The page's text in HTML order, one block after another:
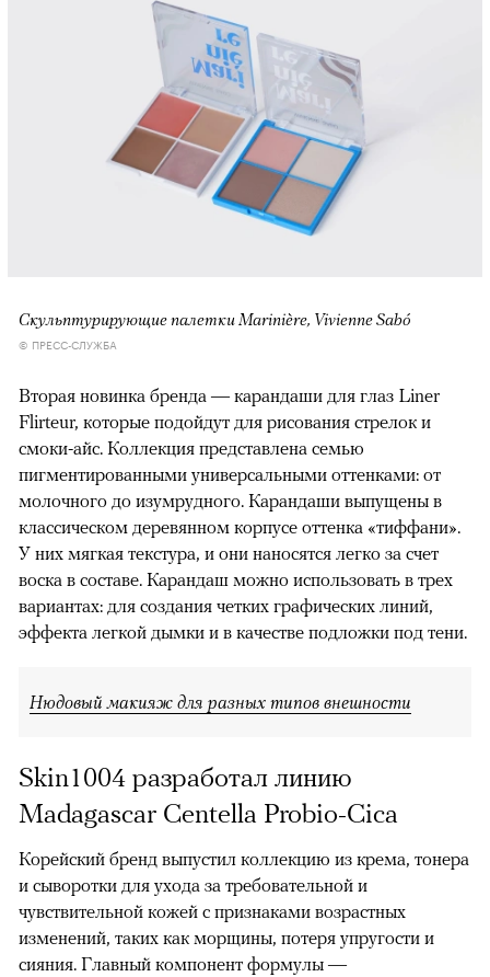
Скульптурирующие палетки Marinière, Vivienne Sabó
© ПРЕСС-СЛУЖБА
Вторая новинка бренда — карандаши для глаз Liner
Flirteur, которые подойдут для рисования стрелок и
смоки-айс. Коллекция представлена семью
пигментированными универсальными оттенками: от
молочного до изумрудного. Карандаши выпущены в
классическом деревянном корпусе оттенка «тиффани».
У них мягкая текстура, и они наносятся легко за счет
воска в составе. Карандаш можно использовать в трех
вариантах: для создания четких графических линий,
эффекта легкой дымки и в качестве подложки под тени.
Нюдовый макияж для разных типов внешности
Skin1004 разработал линию
Madagascar Centella Probio-Cica
Корейский бренд выпустил коллекцию из крема, тонера
и сыворотки для ухода за требовательной и
чувствительной кожей с признаками возрастных
изменений, таких как морщины, потеря упругости и
сияния. Главный компонент формулы —